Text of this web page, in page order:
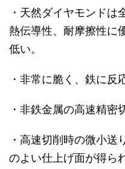
・天然ダイヤモンドは
熱伝導性、耐摩擦性に
低い。
・非常に脆く、鉄に反
・非鉄金属の高速精密
・高速切削時の微小送
のよい仕上げ面が得ら